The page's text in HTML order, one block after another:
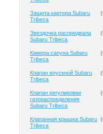
Защита картера Subaru
Tribeca
(
Звездочка распредвала
Subaru Tribeca
(
Камера сапуна Subaru
Tribeca
(
Клапан впускной Subaru
Tribeca
(
Клапан регулировки
газораспределения
Subaru Tribeca
(
Клапанная крышка Subaru
Tribeca
(